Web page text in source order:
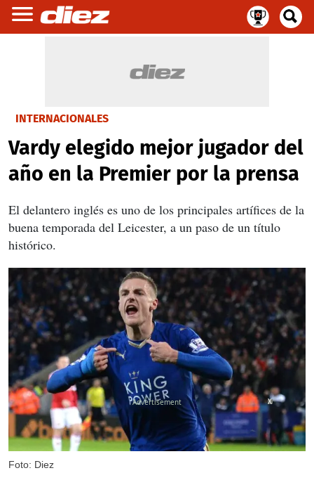
INTERNACIONALES
Vardy elegido mejor jugador del
año en la Premier por la prensa
El delantero inglés es uno de los principales artífices de la
buena temporada del Leicester, a un paso de un título
histórico.
Foto: Diez
X